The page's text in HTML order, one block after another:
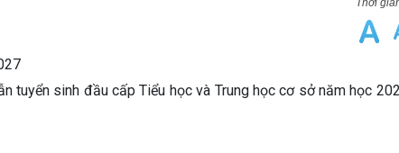
tuyển sinh đầu cấp Tiểu học và Trung học cơ sở năm học